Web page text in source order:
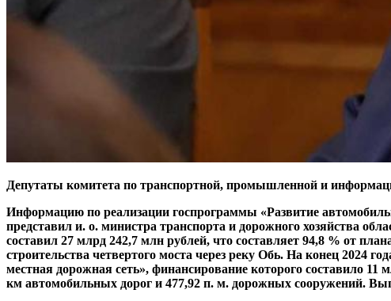
Депутаты комитета по транспортной, промышленной и
Информацию по реализации госпрограммы «Развитие
представил и. о. министра транспорта и дорожного хозяйства
составил 27 млрд 242,7 млн рублей, что составляет 94,8 % от
строительства четвертого моста через реку Обь. На конец 2024
местная дорожная сеть», финансирование которого составило
км автомобильных дорог и 477,92 п. м. дорожных сооружений.